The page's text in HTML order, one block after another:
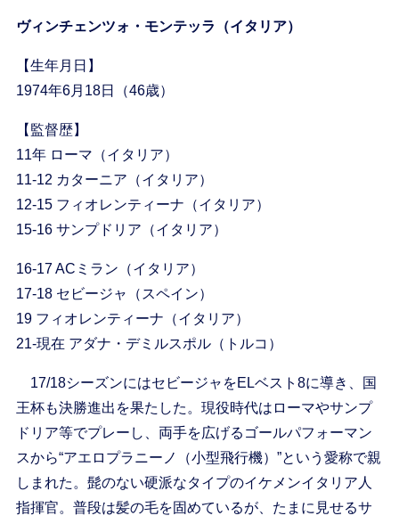
ヴィンチェンツォ・モンテッラ（イタリア）
【生年月日】
1974年6月18日（46歳）
【監督歴】
11年 ローマ（イタリア）
11-12 カターニア（イタリア）
12-15 フィオレンティーナ（イタリア）
15-16 サンプドリア（イタリア）
16-17 ACミラン（イタリア）
17-18 セビージャ（スペイン）
19 フィオレンティーナ（イタリア）
21-現在 アダナ・デミルスポル（トルコ）
17/18シーズンにはセビージャをELベスト8に導き、国
王杯も決勝進出を果たした。現役時代はローマやサンプ
ドリア等でプレーし、両手を広げるゴールパフォーマン
スから“アエロプラニーノ（小型飛行機）”という愛称で親
しまれた。髭のない硬派なタイプのイケメンイタリア人
指揮官。普段は髪の毛を固めているが、たまに見せるサ